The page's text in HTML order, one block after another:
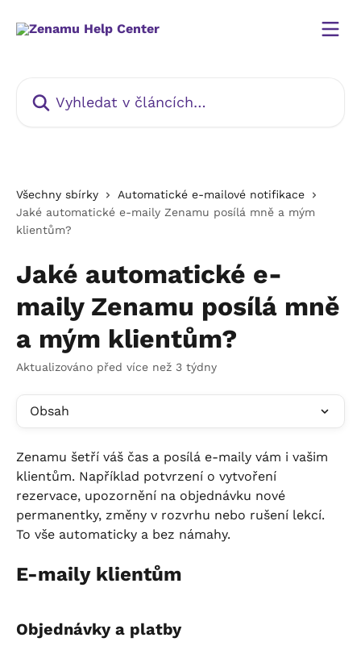
Všechny sbírky
Automatické e-mailové notifikace
Jaké automatické e-maily Zenamu posílá mně a mým
klientům?
Jaké automatické e-
maily Zenamu posílá mně
a mým klientům?
Aktualizováno před více než 3 týdny
Obsah
Zenamu šetří váš čas a posílá e-maily vám i vašim
klientům. Například potvrzení o vytvoření
rezervace, upozornění na objednávku nové
permanentky, změny v rozvrhu nebo rušení lekcí.
To vše automaticky a bez námahy.
E-maily klientům
Objednávky a platby